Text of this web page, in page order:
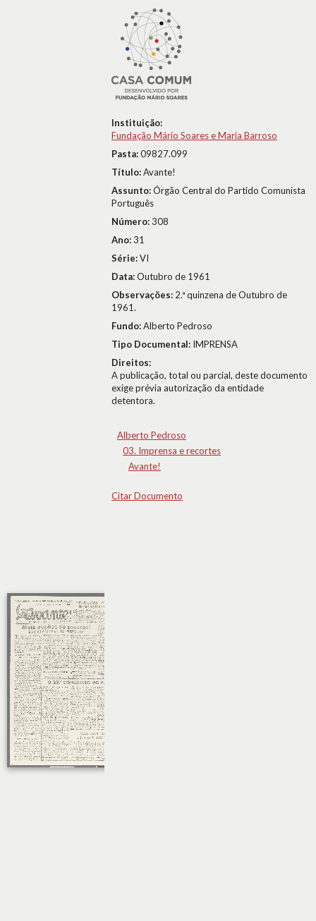
Instituição:
Fundação Mário Soares e Maria Barroso
Pasta:09827.099
Título:Avante!
Assunto:Órgão Central do Partido Comunista
Português
Número:308
Ano:31
Série:VI
Data:Outubro de 1961
Observações: 2.ª quinzena de Outubro de
1961.
Fundo:Alberto Pedroso
Tipo Documental: IMPRENSA
Direitos:
A publicação, total ou parcial, deste documento
exige prévia autorização da entidade
detentora.
Alberto Pedroso
03. Imprensa e recortes
Avante!
Citar Documento